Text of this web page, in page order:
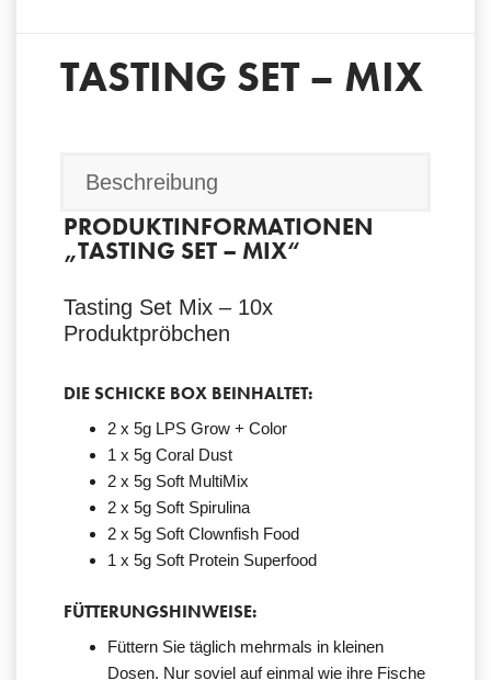
TASTING SET – MIX
Beschreibung
PRODUKTINFORMATIONEN
„TASTING SET – MIX“
Tasting Set Mix – 10x
Produktpröbchen
DIE SCHICKE BOX BEINHALTET:
2 x 5g LPS Grow + Color
1 x 5g Coral Dust
2 x 5g Soft MultiMix
2 x 5g Soft Spirulina
2 x 5g Soft Clownfish Food
1 x 5g Soft Protein Superfood
FÜTTERUNGSHINWEISE:
Füttern Sie täglich mehrmals in kleinen
Dosen. Nur soviel auf einmal wie ihre Fische